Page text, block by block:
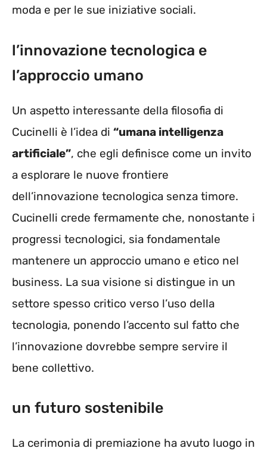
moda e per le sue iniziative sociali.
l’innovazione tecnologica e
l’approccio umano
Un aspetto interessante della filosofia di
Cucinelli è l’idea di “umana intelligenza
artificiale”, che egli definisce come un invito
a esplorare le nuove frontiere
dell’innovazione tecnologica senza timore.
Cucinelli crede fermamente che, nonostante i
progressi tecnologici, sia fondamentale
mantenere un approccio umano e etico nel
business. La sua visione si distingue in un
settore spesso critico verso l’uso della
tecnologia, ponendo l’accento sul fatto che
l’innovazione dovrebbe sempre servire il
bene collettivo.
un futuro sostenibile
La cerimonia di premiazione ha avuto luogo in